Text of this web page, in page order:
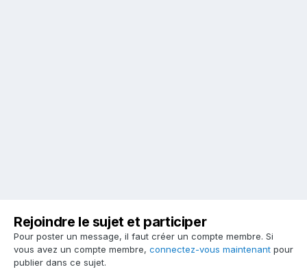
Rejoindre le sujet et participer
Pour poster un message, il faut créer un compte membre. Si
vous avez un compte membre, connectez-vous maintenant pour
publier dans ce sujet.